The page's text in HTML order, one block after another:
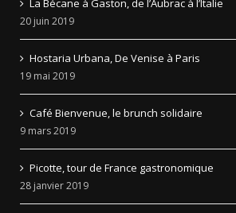
20 juin 2019
Hostaria Urbana, De Venise à Paris
19 mai 2019
Café Bienvenue, le brunch solidaire
9 mars 2019
Picotte, tour de France gastronomique
28 janvier 2019